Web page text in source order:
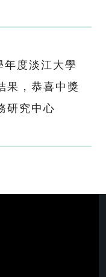
年度淡江大學
果，恭喜中獎
研究中心